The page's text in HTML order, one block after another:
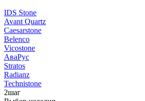
IDS Stone
Avant Quartz
Caesarstone
Belenco
Vicostone
АваРус
Stratos
Radianz
Technistone
2шаг